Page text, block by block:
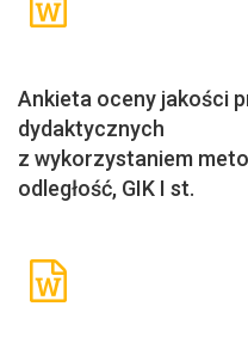
Ankieta oceny jakości
dydaktycznych
z wykorzystaniem
odległość, GIK I st.